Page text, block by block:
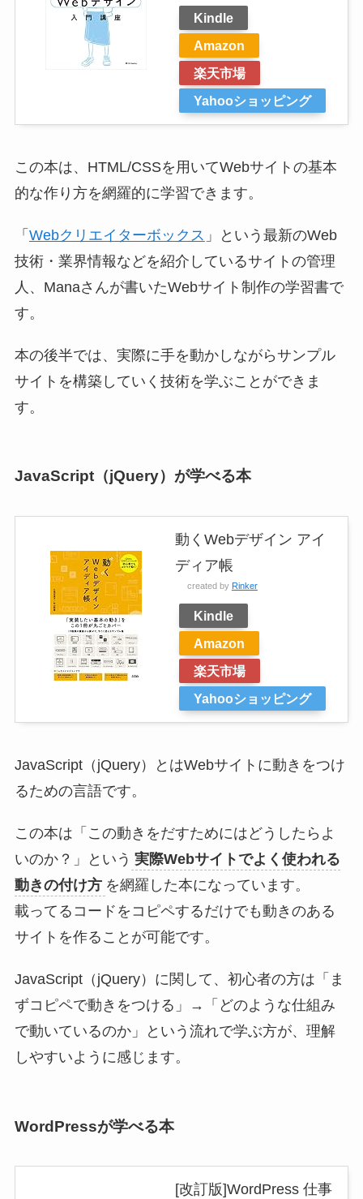
Kindle
Amazon
楽天市場
Yahooショッピング
この本は、HTML/CSSを用いてWebサイトの基本
的な作り方を網羅的に学習できます。
「 Webクリエイターボックス 」という最新のWeb
技術・業界情報などを紹介しているサイトの管理
人、Manaさんが書いたWebサイト制作の学習書で
す。
本の後半では、実際に手を動かしながらサンプル
サイトを構築していく技術を学ぶことができま
す。
JavaScript（jQuery）が学べる本
動くWebデザイン アイ
ディア帳
created by Rinker
Kindle
Amazon
楽天市場
Yahooショッピング
JavaScript（jQuery）とはWebサイトに動きをつけ
るための言語です。
この本は「この動きをだすためにはどうしたらよ
いのか？」という 実際Webサイトでよく使われる
動きの付け方 を網羅した本になっています。
載ってるコードをコピペするだけでも動きのある
サイトを作ることが可能です。
JavaScript（jQuery）に関して、初心者の方は「ま
ずコピペで動きをつける」→「どのような仕組み
で動いているのか」という流れで学ぶ方が、理解
しやすいように感じます。
WordPressが学べる本
[改訂版]WordPress 仕事